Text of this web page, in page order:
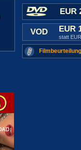
EUR
VOD EUR
statt